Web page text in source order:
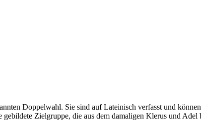
Doppelwahl. Sie sind auf Lateinisch verfasst und
Zielgruppe, die aus dem damaligen Klerus und Adel